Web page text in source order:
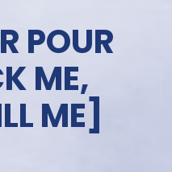
POUR
ME,
ME]